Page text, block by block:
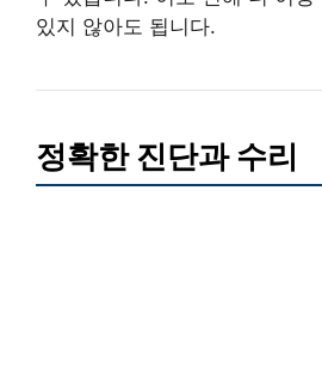
있지 않아도 됩니다.
정확한 진단과 수리